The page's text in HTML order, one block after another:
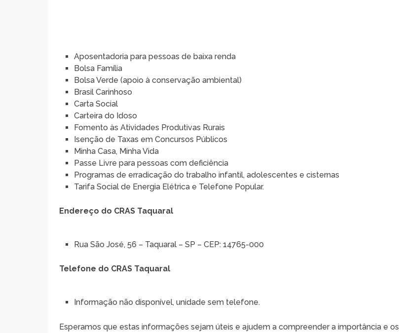
Aposentadoria para pessoas de baixa renda
Bolsa Família
Bolsa Verde (apoio à conservação ambiental)
Brasil Carinhoso
Carta Social
Carteira do Idoso
Fomento às Atividades Produtivas Rurais
Isenção de Taxas em Concursos Públicos
Minha Casa, Minha Vida
Passe Livre para pessoas com deficiência
Programas de erradicação do trabalho infantil, adolescentes e cisternas
Tarifa Social de Energia Elétrica e Telefone Popular.
Endereço do CRAS Taquaral
Rua São José, 56 – Taquaral – SP – CEP: 14765-000
Telefone do CRAS Taquaral
Informação não disponível, unidade sem telefone.
Esperamos que estas informações sejam úteis e ajudem a compreender a importância e os